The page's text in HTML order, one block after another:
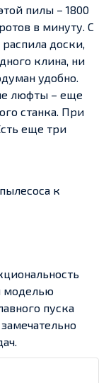
пилы – 1800
в минуту. С
доски,
клина, ни
удобно.
люфты – еще
станка. При
еще три
к
моделью
пуска